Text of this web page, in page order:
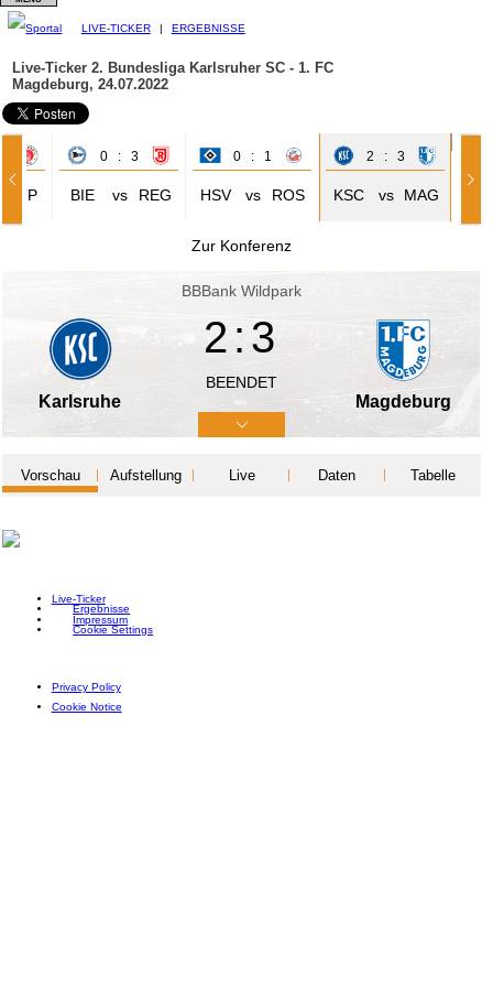
LIVE-TICKER | ERGEBNISSE
Live-Ticker 2. Bundesliga Karlsruher SC - 1. FC
Magdeburg, 24.07.2022
STP
0 : 3
BIE vs REG
0 : 1
HSV vs ROS
2 : 3
KSC vs MAG
Zur Konferenz
BBBank Wildpark
Karlsruhe
2:3
BEENDET
Magdeburg
Vorschau Aufstellung Live Daten Tabelle
Live-Ticker
Ergebnisse
Impressum
Cookie Settings
Privacy Policy
Cookie Notice